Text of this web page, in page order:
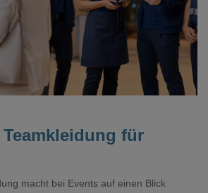
für
macht bei Events auf einen Blick